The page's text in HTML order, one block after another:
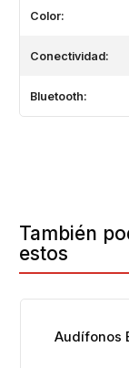
Color:
Conectividad:
Bluetooth:
También
estos
Audífonos